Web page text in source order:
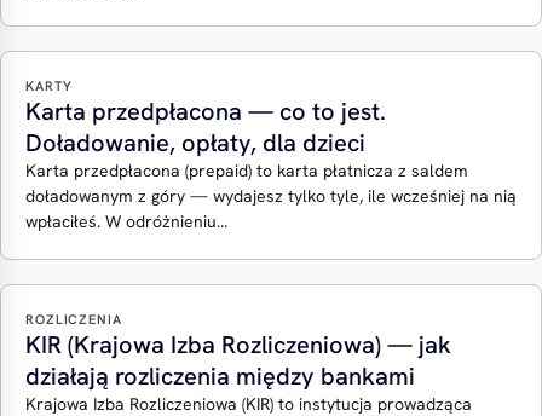
KARTY
Karta przedpłacona — co to jest.
Doładowanie, opłaty, dla dzieci
Karta przedpłacona (prepaid) to karta płatnicza z saldem
doładowanym z góry — wydajesz tylko tyle, ile wcześniej na nią
wpłaciłeś. W odróżnieniu…
ROZLICZENIA
KIR (Krajowa Izba Rozliczeniowa) — jak
działają rozliczenia między bankami
Krajowa Izba Rozliczeniowa (KIR) to instytucja prowadząca